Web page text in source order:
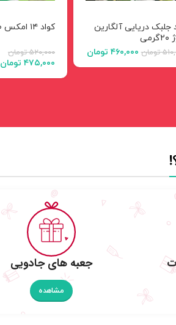
جلبک دریایی آلگارین
تومان ۴۶۰,۰۰۰ تومان
کواد ۱۴ امکس ۶۰ میلی لیتر
۵۲۰,۰۰۰ تومان
۴۷۵,۰۰۰ تومان
جعبه های جادویی
مشاهده